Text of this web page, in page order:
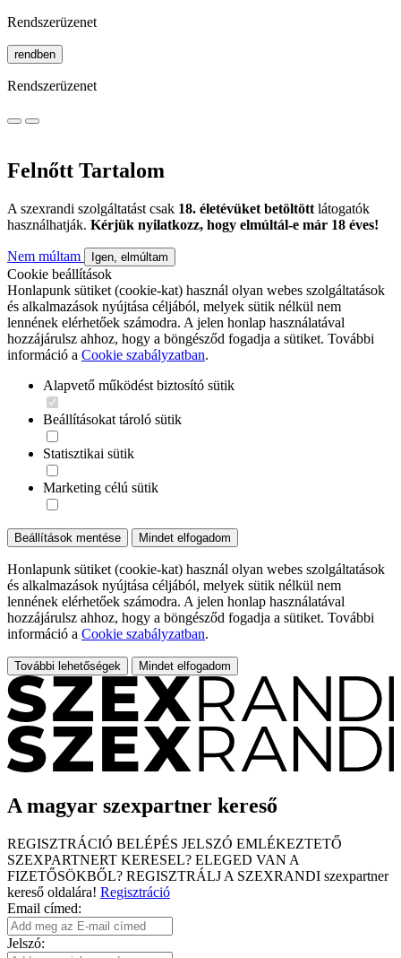
Rendszerüzenet
rendben
Rendszerüzenet
Felnőtt Tartalom
A szexrandi szolgáltatást csak 18. életévüket betöltött látogatók
használhatják. Kérjük nyilatkozz, hogy elmúltál-e már 18 éves!
Nem múltam Igen, elmúltam
Cookie beállítások
Honlapunk sütiket (cookie-kat) használ olyan webes szolgáltatások
és alkalmazások nyújtása céljából, melyek sütik nélkül nem
lennének elérhetőek számodra. A jelen honlap használatával
hozzájárulsz ahhoz, hogy a böngésződ fogadja a sütiket. További
információ a Cookie szabályzatban.
Alapvető működést biztosító sütik
Beállításokat tároló sütik
Statisztikai sütik
Marketing célú sütik
Beállítások mentése Mindet elfogadom
Honlapunk sütiket (cookie-kat) használ olyan webes szolgáltatások
és alkalmazások nyújtása céljából, melyek sütik nélkül nem
lennének elérhetőek számodra. A jelen honlap használatával
hozzájárulsz ahhoz, hogy a böngésződ fogadja a sütiket. További
információ a Cookie szabályzatban.
További lehetőségek Mindet elfogadom
A magyar szexpartner kereső
REGISZTRÁCIÓ BELÉPÉS JELSZÓ EMLÉKEZTETŐ
SZEXPARTNERT KERESEL? ELEGED VAN A
FIZETŐSÖKBŐL? REGISZTRÁLJ A SZEXRANDI szexpartner
kereső oldalára! Regisztráció
Email címed:
Jelszó: